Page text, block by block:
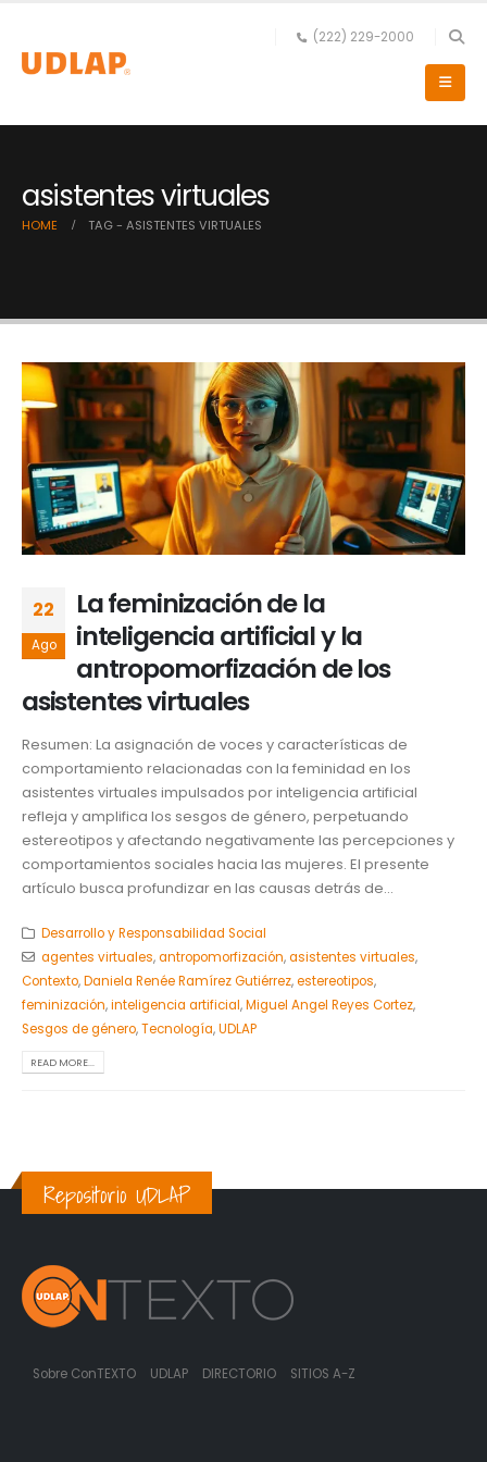
(222) 229-2000
asistentes virtuales
HOME TAG - ASISTENTES VIRTUALES
22
Ago
La feminización de la
inteligencia artificial y la
antropomorfización de los
asistentes virtuales
Resumen: La asignación de voces y características de
comportamiento relacionadas con la feminidad en los
asistentes virtuales impulsados por inteligencia artificial
refleja y amplifica los sesgos de género, perpetuando
estereotipos y afectando negativamente las percepciones y
comportamientos sociales hacia las mujeres. El presente
artículo busca profundizar en las causas detrás de...
Desarrollo y Responsabilidad Social
agentes virtuales,antropomorfización,asistentes virtuales,
Contexto,Daniela Renée Ramírez Gutiérrez,estereotipos,
feminización,inteligencia artificial,Miguel Angel Reyes Cortez,
Sesgos de género,Tecnología,UDLAP
READ MORE...
Repositorio UDLAP
Sobre ConTEXTO UDLAP DIRECTORIO SITIOS A-Z